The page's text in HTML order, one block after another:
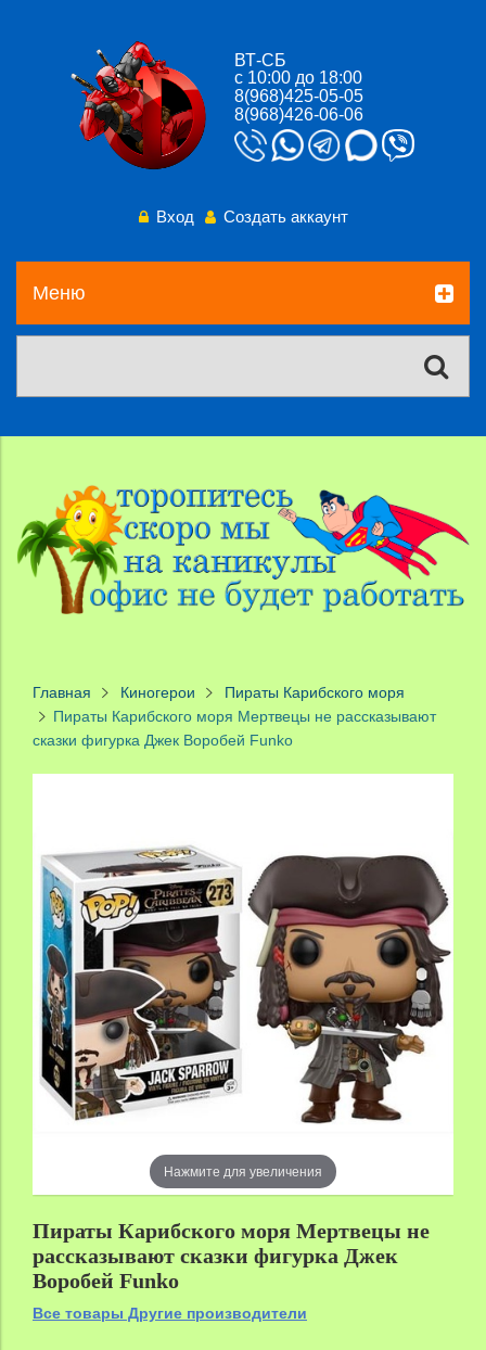
ВТ-СБ
с 10:00 до 18:00
8(968)425-05-05
8(968)426-06-06
Вход Создать аккаунт
Меню
Главная Киногерои
Пираты Карибского моря
Пираты Карибского моря Мертвецы не рассказывают
сказки фигурка Джек Воробей Funko
Нажмите для увеличения
Пираты Карибского моря Мертвецы не
рассказывают сказки фигурка Джек
Воробей Funko
Все товары Другие производители